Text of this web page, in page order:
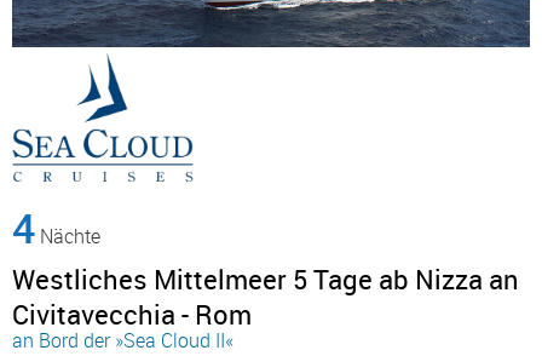
4 Nächte
Westliches Mittelmeer 5 Tage ab Nizza an
Civitavecchia - Rom
an Bord der »Sea Cloud II«